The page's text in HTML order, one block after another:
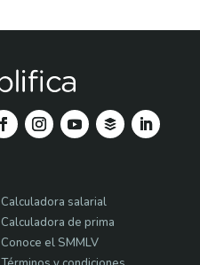
Calculadora salarial
Calculadora de prima
Conoce el SMMLV